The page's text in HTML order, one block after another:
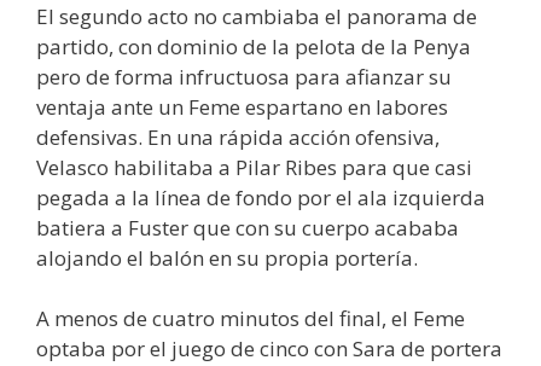
El segundo acto no cambiaba el panorama de
partido, con dominio de la pelota de la Penya
pero de forma infructuosa para afianzar su
ventaja ante un Feme espartano en labores
defensivas. En una rápida acción ofensiva,
Velasco habilitaba a Pilar Ribes para que casi
pegada a la línea de fondo por el ala izquierda
batiera a Fuster que con su cuerpo acababa
alojando el balón en su propia portería.
A menos de cuatro minutos del final, el Feme
optaba por el juego de cinco con Sara de portera